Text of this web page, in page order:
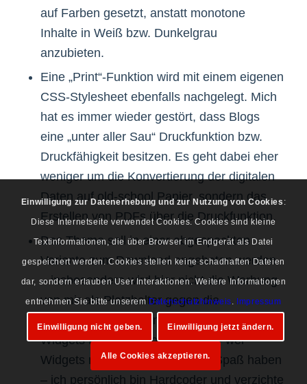
auf Farben gesetzt, anstatt monotone
Inhalte in Weiß bzw. Dunkelgrau
anzubieten.
Eine „Print“-Funktion wird mit einem eigenen
CSS-Stylesheet ebenfalls nachgelegt. Mich
hat es immer wieder gestört, dass Blogs
eine „unter aller Sau“ Druckfunktion bzw.
Druckfähigkeit besitzen. Es geht dabei eher
weniger um die Konvertierung der digitalen
Daten auf old-school Papier, sondern das
Erstellen von PDFs über die Druckfunktion.
Das Theme soll in einer abgespeckten
Variante zum Download angeboten werden
– insbesondere wird hier nicht die Werbung
von mir als Platzhalter gegen die
Langeweile eingeblendet, sondern auf
Widgets für die Sidebar gesetzt – wer
Widgets mag, soll damit seinen Spaß haben
– ich persönlich bin Hardcoder und verzichte
Einwilligung zur Datenerhebung und zur Nutzung von Cookies :
Diese Internetseite verwendet Cookies. Cookies sind kleine
Textinformationen, die über Browser im Endgerät als Datei
gespeichert werden. Cookies stellen keine schadhaften Dateien
dar, sondern erlauben User Interaktionen. Weitere Informationen
entnehmen Sie bitte unserem Datenschutzhinweis. Impressum
Einwilligung nicht geben. Einwilligung jetzt ändern.
Alle Cookies akzeptieren.